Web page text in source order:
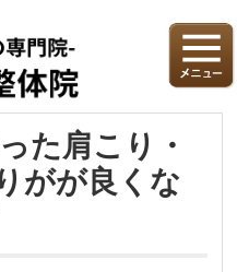
た肩こり・
がが良くな